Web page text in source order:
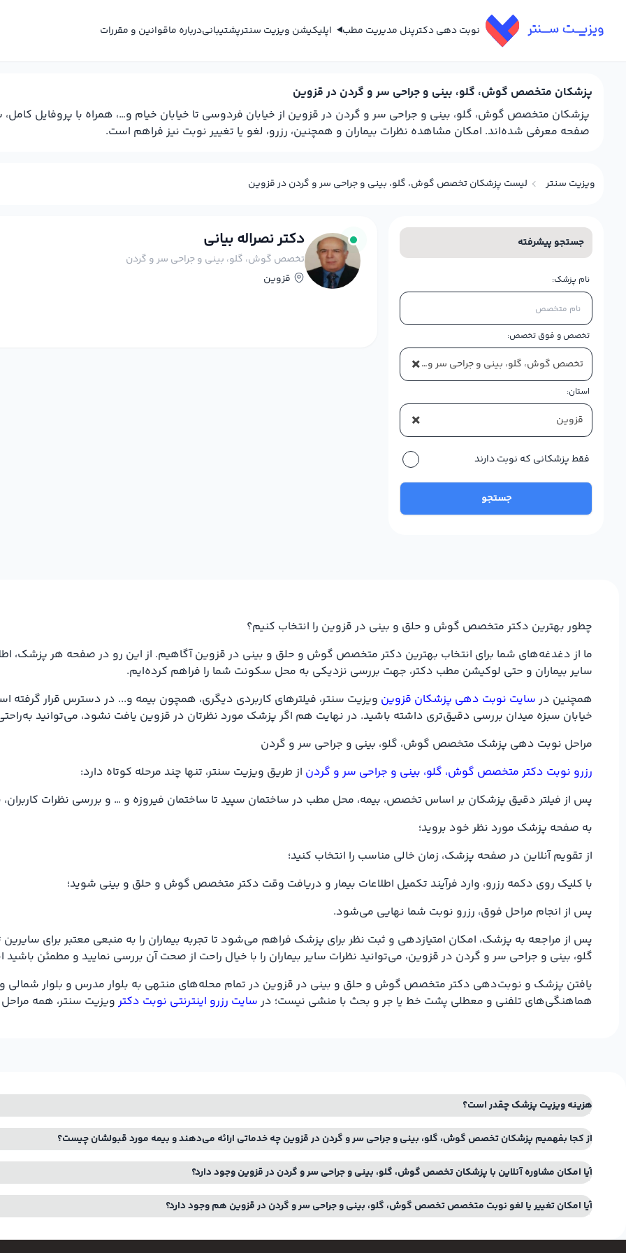
نوبت دهی دکترپنل مدیریت مطب اپلیکیشن ویزیت سنترپشتیبانیدرباره ماقوانین و مقررات
پزشکان متخصص گوش، گلو، بینی و جراحی سر و گردن در قزوین
پزشکان متخصص گوش، گلو، بینی و جراحی سر و گردن در قزوین از خیابان فردوسی تا خیابان خیام و…، همراه با پروفایل
صفحه معرفی شده‌اند. امکان مشاهده نظرات بیماران و همچنین، رزرو، لغو یا تغییر نوبت نیز فراهم است.
ویزیت سنتر لیست پزشکان تخصص گوش، گلو، بینی و جراحی سر و گردن در قزوین
دکتر نصراله بیانی
تخصص گوش، گلو، بینی و جراحی سر و گردن
قزوین
جستجو پیشرفته
نام پزشک:
تخصص و فوق تخصص:
× تخصص گوش، گلو، بینی و جراحی سر و گردن
استان:
× قزوین
فقط پزشکانی که نوبت دارند
جستجو
چطور بهترین دکتر متخصص گوش و حلق و بینی در قزوین را انتخاب کنیم؟
ما از دغدغه‌های شما برای انتخاب بهترین دکتر متخصص گوش و حلق و بینی در قزوین آگاهیم. از این رو در صفحه هر پزشک،
سایر بیماران و حتی لوکیشن مطب دکتر، جهت بررسی نزدیکی به محل سکونت شما را فراهم کرده‌ایم.
همچنین در سایت نوبت دهی پزشکان قزوین ویزیت سنتر، فیلترهای کاربردی دیگری، همچون بیمه و... در دسترس قرار گرفته
خیابان سبزه میدان بررسی دقیق‌تری داشته باشید. در نهایت هم اگر پزشک مورد نظرتان در قزوین یافت نشود، می‌توانید
مراحل نوبت دهی پزشک متخصص گوش، گلو، بینی و جراحی سر و گردن
رزرو نوبت دکتر متخصص گوش، گلو، بینی و جراحی سر و گردن از طریق ویزیت سنتر، تنها چند مرحله کوتاه دارد:
پس از فیلتر دقیق پزشکان بر اساس تخصص، بیمه، محل مطب در ساختمان سپید تا ساختمان فیروزه و … و بررسی نظرات کاربران،
به صفحه پزشک مورد نظر خود بروید؛
از تقویم آنلاین در صفحه پزشک، زمان خالی مناسب را انتخاب کنید؛
با کلیک روی دکمه رزرو، وارد فرآیند تکمیل اطلاعات بیمار و دریافت وقت دکتر متخصص گوش و حلق و بینی شوید؛
پس از انجام مراحل فوق، رزرو نوبت شما نهایی می‌شود.
پس از مراجعه به پزشک، امکان امتیازدهی و ثبت نظر برای پزشک فراهم می‌شود تا تجربه بیماران را به منبعی معتبر برای
گلو، بینی و جراحی سر و گردن در قزوین، می‌توانید نظرات سایر بیماران را با خیال راحت از صحت آن بررسی نمایید و مطمئن
یافتن پزشک و نوبت‌دهی دکتر متخصص گوش و حلق و بینی در قزوین در تمام محله‌های منتهی به بلوار مدرس و بلوار شمالی
هماهنگی‌های تلفنی و معطلی پشت خط یا جر و بحث با منشی نیست؛ در سایت رزرو اینترنتی نوبت دکترویزیت سنتر، همه
هزینه ویزیت پزشک چقدر است؟
از کجا بفهمیم پزشکان تخصص گوش، گلو، بینی و جراحی سر و گردن در قزوین چه خدماتی ارائه می‌دهند و بیمه مورد قبولشان چیست؟
آیا امکان مشاوره آنلاین با پزشکان تخصص گوش، گلو، بینی و جراحی سر و گردن در قزوین وجود دارد؟
آیا امکان تغییر یا لغو نوبت متخصص تخصص گوش، گلو، بینی و جراحی سر و گردن در قزوین هم وجود دارد؟